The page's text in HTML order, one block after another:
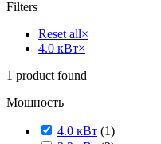
Filters
Reset all×
4.0 кВт×
1 product found
Мощность
4.0 кВт (1)